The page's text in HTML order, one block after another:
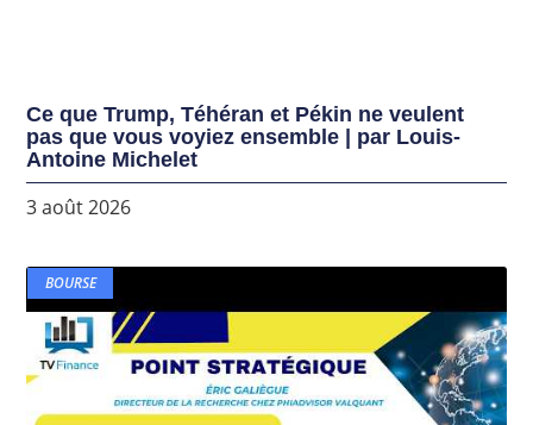
Ce que Trump, Téhéran et Pékin ne veulent
pas que vous voyiez ensemble | par Louis-
Antoine Michelet
3 août 2026
BOURSE